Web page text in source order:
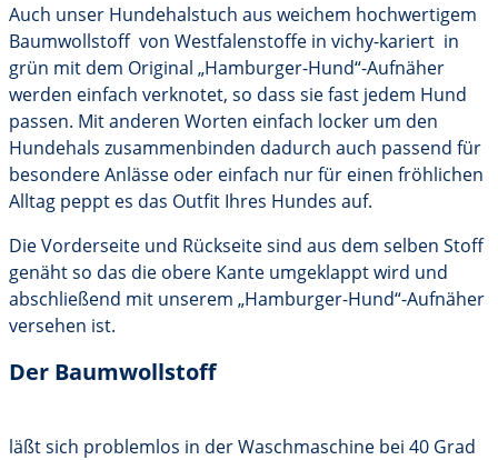
Auch unser Hundehalstuch aus weichem hochwertigem
Baumwollstoff von Westfalenstoffe in vichy-kariert in
grün mit dem Original „Hamburger-Hund“-Aufnäher
werden einfach verknotet, so dass sie fast jedem Hund
passen. Mit anderen Worten einfach locker um den
Hundehals zusammenbinden dadurch auch passend für
besondere Anlässe oder einfach nur für einen fröhlichen
Alltag peppt es das Outfit Ihres Hundes auf.
Die Vorderseite und Rückseite sind aus dem selben Stoff
genäht so das die obere Kante umgeklappt wird und
abschließend mit unserem „Hamburger-Hund“-Aufnäher
versehen ist.
Der Baumwollstoff
läßt sich problemlos in der Waschmaschine bei 40 Grad